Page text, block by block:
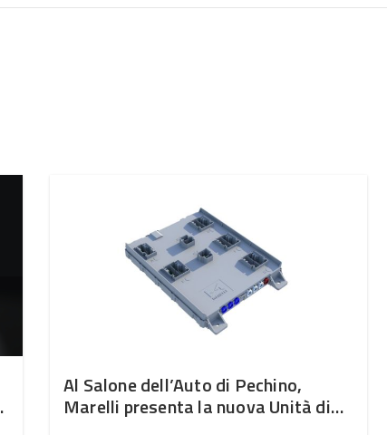
Al Salone dell’Auto di Pechino,
Marelli presenta la nuova Unità di